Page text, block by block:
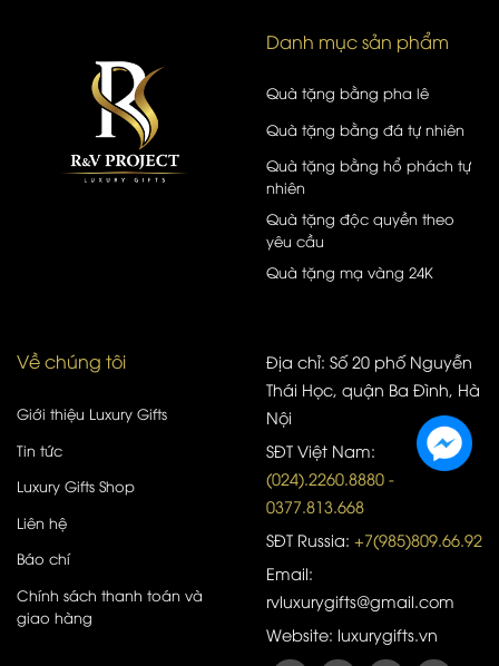
Danh mục sản phẩm
Quà tặng bằng pha lê
Quà tặng bằng đá tự nhiên
Quà tặng bằng hổ phách tự
nhiên
Quà tặng độc quyền theo
yêu cầu
Quà tặng mạ vàng 24K
Về chúng tôi
Giới thiệu Luxury Gifts
Tin tức
Luxury Gifts Shop
Liên hệ
Báo chí
Chính sách thanh toán và
giao hàng
Địa chỉ: Số 20 phố Nguyễn
Thái Học, quận Ba Đình, Hà
Nội
SĐT Việt Nam:
(024).2260.8880 -
0377.813.668
SĐT Russia: +7(985)809.66.92
Email:
rvluxurygifts@gmail.com
Website: luxurygifts.vn